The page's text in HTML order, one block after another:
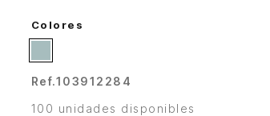
Colores
Ref.103912284
100 unidades disponibles